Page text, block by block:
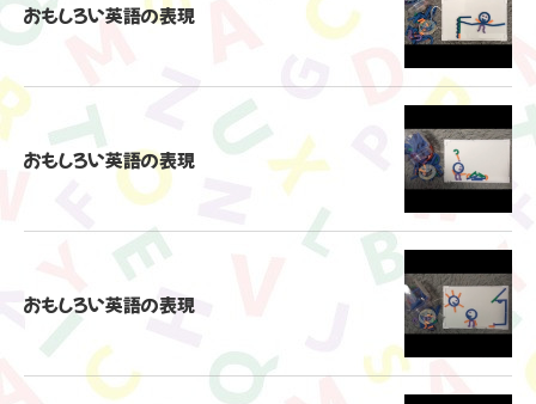
おもしろい英語の表現
おもしろい英語の表現
おもしろい英語の表現